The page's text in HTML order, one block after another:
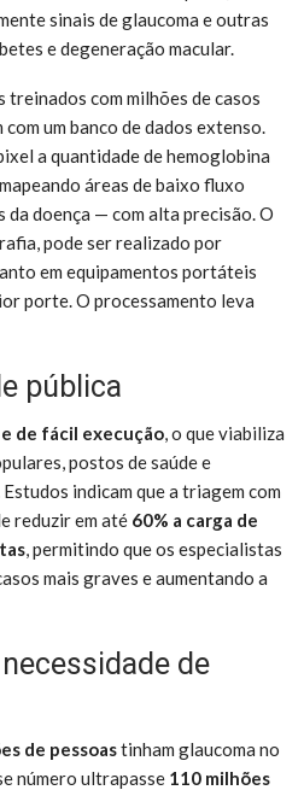
sinais de glaucoma e outras
e degeneração macular.
com milhões de casos
um banco de dados extenso.
a quantidade de hemoglobina
áreas de baixo fluxo
doença — com alta precisão. O
pode ser realizado por
em equipamentos portáteis
porte. O processamento leva
pública
de fácil execução, o que viabiliza
postos de saúde e
indicam que a triagem com
reduzir em até 60% a carga de
, permitindo que os especialistas
mais graves e aumentando a
de
de pessoastinham glaucoma no
número ultrapasse 110 milhões